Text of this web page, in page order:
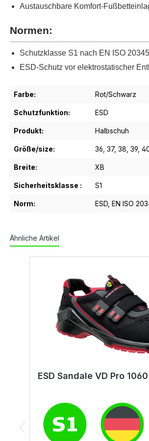
Austauschbare Komfort-
Normen:
Schutzklasse S1 nach EN ISO 20345
ESD-Schutz vor elektrostatischer
Farbe: Rot/Schwarz
Schutzfunktion: ESD
Produkt: Halbschuh
Größe/size: 36 , 37, 38 , 39 ,
Breite: XB
Sicherheitsklasse : S1
Norm: ESD , EN ISO
Ähnliche Artikel
ESD Sandale VD Pro